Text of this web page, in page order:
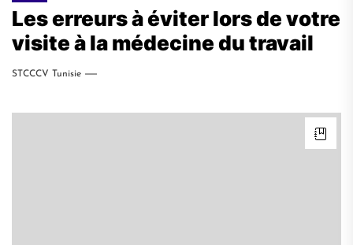
Les erreurs à éviter lors de votre
visite à la médecine du travail
STCCCV Tunisie